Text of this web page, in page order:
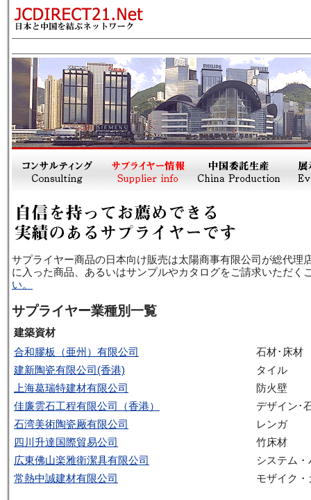
サプライヤー商品の日本向け販売は太陽商事有限公司が総代理
に入った商品、あるいはサンプルやカタログをご請求いただく
い。
サプライヤー業種別一覧
建築資材
合和膠板（亜州）有限公司
石材･床材
建新陶瓷有限公司(香港)
タイル
上海葛瑞特建材有限公司
防火壁
佳廉雲石工程有限公司（香港）
デザイン･
石湾美術陶瓷厰有限公司
レンガ
四川升達国際貿易公司
竹床材
広東佛山楽雅衛潔具有限公司
システム・
常熱中誠建材有限公司
モザイク